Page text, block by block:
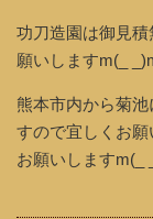
功刀造園は御見
願いしますm(_
熊本市内から菊
すので宜しくお願
お願いしますm(_